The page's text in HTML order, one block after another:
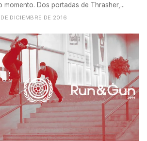
momento. Dos portadas de Thrasher,...
DICIEMBRE DE 2016